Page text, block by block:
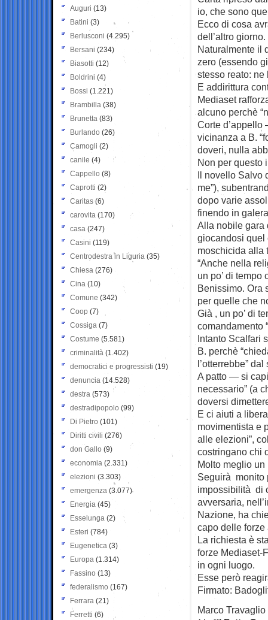
io, che sono
Ecco di cosa
dell’altro giorno.
Naturalmente il
zero (essendo
stesso reato: ne
E addirittura
Mediaset
alcuno perchè
Corte
vicinanza a B.
doveri, nulla
Non per questo
Il novello Salvo
me”),
dopo varie
finendo in
Alla nobile gara
giocandosi quel
moschicida alla
“Anche nella
un po’ di
Benissimo. Ora
per quelle che
Già , un po’ di
comandamento
Intanto Scalfari
B. perchè
l’otterrebbe”
A patto — si
necessario” (a
doversi
E ci aiuti a
movimentista e
alle elezioni”,
costringano chi
Molto meglio un
Seguirà monito
impossibilità di
avversaria,
Nazione, ha
capo delle
La richiesta è
forze Mediaset-
in ogni luogo.
Esse però
Firmato:
Marco Travaglio
Auguri (13)
Batini (3)
Berlusconi (4.295)
Bersani (234)
Biasotti (12)
Boldrini (4)
Bossi (1.221)
Brambilla (38)
Brunetta (83)
Burlando (26)
Camogli (2)
canile (4)
Cappello (8)
Caprotti (2)
Caritas (6)
carovita (170)
casa (247)
Casini (119)
Centrodestra in Liguria (35)
Chiesa (276)
Cina (10)
Comune (342)
Coop (7)
Cossiga (7)
Costume (5.581)
criminalità (1.402)
democratici e progressisti (19)
denuncia (14.528)
destra (573)
destradipopolo (99)
Di Pietro (101)
Diritti civili (276)
don Gallo (9)
economia (2.331)
elezioni (3.303)
emergenza (3.077)
Energia (45)
Esselunga (2)
Esteri (784)
Eugenetica (3)
Europa (1.314)
Fassino (13)
federalismo (167)
Ferrara (21)
Ferretti (6)